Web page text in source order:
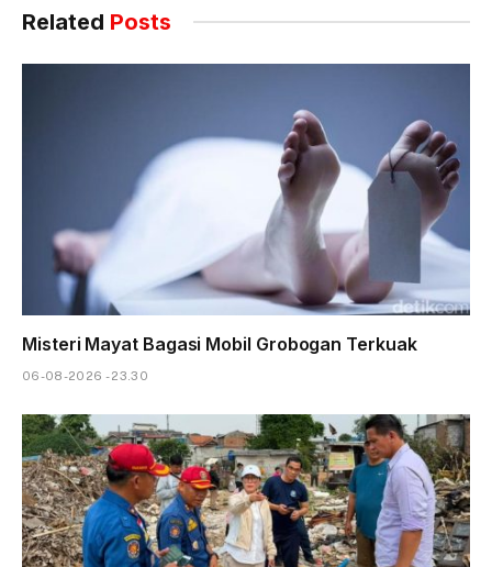
Related Posts
Misteri Mayat Bagasi Mobil Grobogan Terkuak
06-08-2026 - 23.30